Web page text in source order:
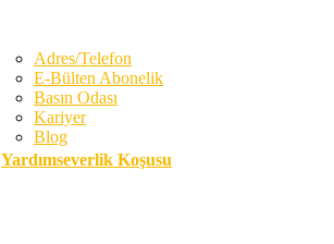
Adres/Telefon
E-Bülten Abonelik
Basın Odası
Kariyer
Blog
Yardımseverlik Koşusu